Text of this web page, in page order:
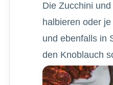
Die Zucchini
halbieren oder
und ebenfalls in
den Knoblauch